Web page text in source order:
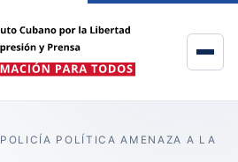
POLICÍA POLÍTICA AMENAZA A LA